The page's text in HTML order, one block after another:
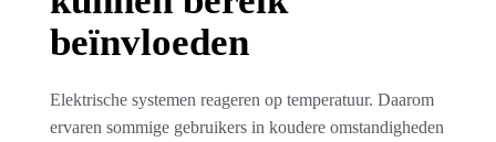
beïnvloeden
Elektrische systemen reageren op temperatuur. Daarom
ervaren sommige gebruikers in koudere omstandigheden